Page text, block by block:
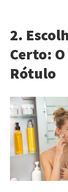
2.
Certo:
Rótulo